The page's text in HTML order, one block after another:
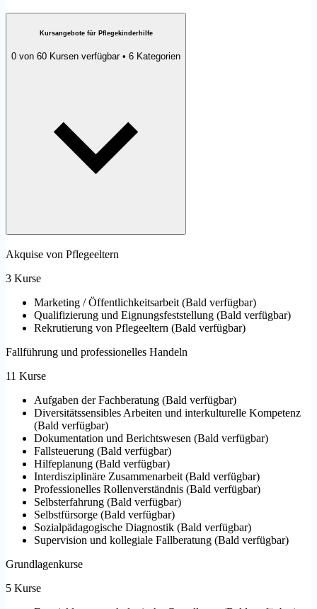
Kursangebote für Pflegekinderhilfe
0 von 60 Kursen verfügbar • 6 Kategorien
Akquise von Pflegeeltern
3 Kurse
Marketing / Öffentlichkeitsarbeit (Bald verfügbar)
Qualifizierung und Eignungsfeststellung (Bald verfügbar)
Rekrutierung von Pflegeeltern (Bald verfügbar)
Fallführung und professionelles Handeln
11 Kurse
Aufgaben der Fachberatung (Bald verfügbar)
Diversitätssensibles Arbeiten und interkulturelle Kompetenz
(Bald verfügbar)
Dokumentation und Berichtswesen (Bald verfügbar)
Fallsteuerung (Bald verfügbar)
Hilfeplanung (Bald verfügbar)
Interdisziplinäre Zusammenarbeit (Bald verfügbar)
Professionelles Rollenverständnis (Bald verfügbar)
Selbsterfahrung (Bald verfügbar)
Selbstfürsorge (Bald verfügbar)
Sozialpädagogische Diagnostik (Bald verfügbar)
Supervision und kollegiale Fallberatung (Bald verfügbar)
Grundlagenkurse
5 Kurse